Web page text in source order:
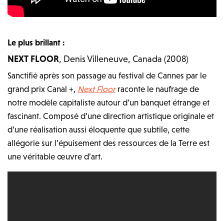
Le plus brillant :
NEXT FLOOR, Denis Villeneuve, Canada (2008)
Sanctifié après son passage au festival de Cannes par le
grand prix Canal +, Next Floorraconte le naufrage de
notre modèle capitaliste autour d’un banquet étrange et
fascinant. Composé d’une direction artistique originale et
d’une réalisation aussi éloquente que subtile, cette
allégorie sur l’épuisement des ressources de la Terre est
une véritable œuvre d’art.